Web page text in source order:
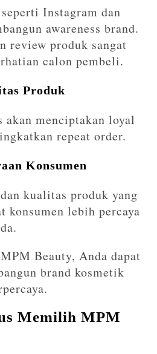
Instagram dan
awareness brand.
review produk sangat
calon pembeli.
Produk
akan menciptakan loyal
repeat order.
Konsumen
kualitas produk yang
konsumen lebih percaya
Beauty, Anda dapat
brand kosmetik
Memilih MPM